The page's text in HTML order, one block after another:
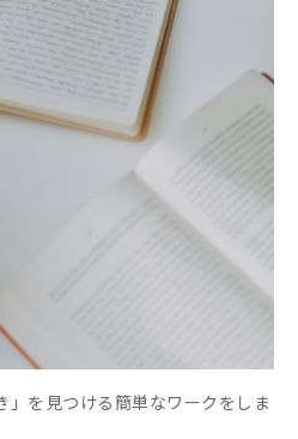
」を見つける簡単なワークをしま